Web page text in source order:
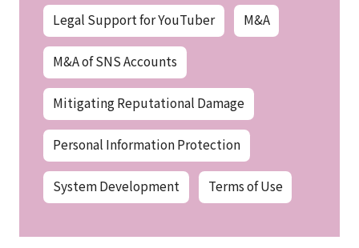
Legal Support for YouTuber M&A
M&A of SNS Accounts
Mitigating Reputational Damage
Personal Information Protection
System Development Terms of Use